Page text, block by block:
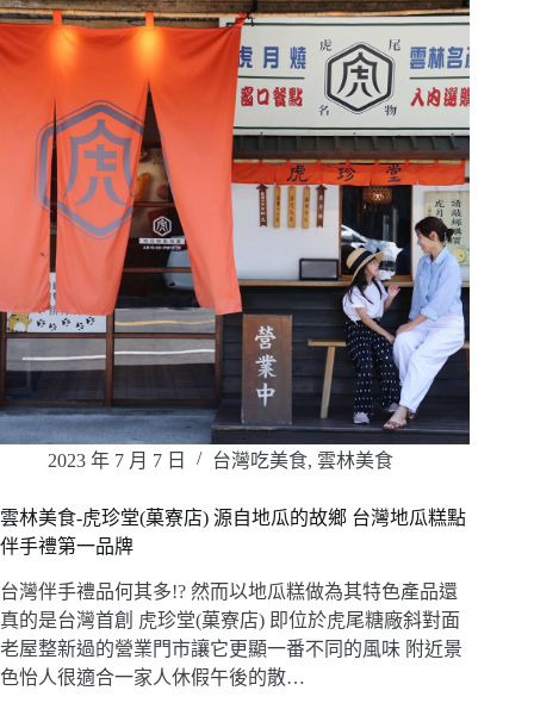
2023 年 7 月 7 日 台灣吃美食, 雲林美食
雲林美食-虎珍堂(菓寮店) 源自地瓜的故鄉 台灣地瓜糕點
伴手禮第一品牌
台灣伴手禮品何其多!? 然而以地瓜糕做為其特色產品還
真的是台灣首創 虎珍堂(菓寮店) 即位於虎尾糖廠斜對面
老屋整新過的營業門市讓它更顯一番不同的風味 附近景
色怡人很適合一家人休假午後的散…